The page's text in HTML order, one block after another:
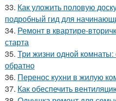
33. Как уложить половую
подробный гид для
34. Ремонт в квартире-
старта
35. Три жизни одной комнаты:
обратно
36. Перенос кухни в жилую
37. Как обеспечить